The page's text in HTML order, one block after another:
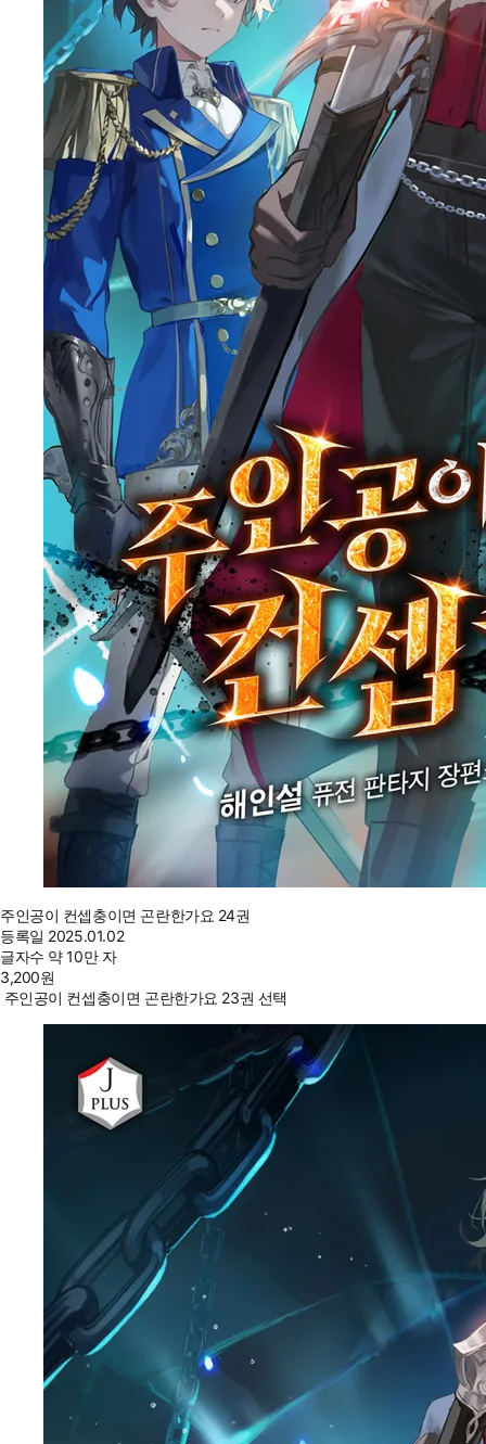
주인공이 컨셉충이면 곤란한가요 24권
등록일 2025.01.02
글자수 약 10만 자
3,200원
주인공이 컨셉충이면 곤란한가요 23권 선택